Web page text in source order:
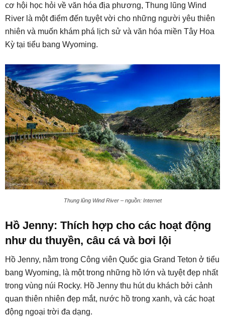
cơ hội học hỏi về văn hóa địa phương, Thung lũng Wind
River là một điểm đến tuyệt vời cho những người yêu thiên
nhiên và muốn khám phá lịch sử và văn hóa miền Tây Hoa
Kỳ tại tiểu bang Wyoming.
Thung lũng Wind River – nguồn: Internet
Hồ Jenny: Thích hợp cho các hoạt động
như du thuyền, câu cá và bơi lội
Hồ Jenny, nằm trong Công viên Quốc gia Grand Teton ở tiểu
bang Wyoming, là một trong những hồ lớn và tuyệt đẹp nhất
trong vùng núi Rocky. Hồ Jenny thu hút du khách bởi cảnh
quan thiên nhiên đẹp mắt, nước hồ trong xanh, và các hoạt
động ngoại trời đa dạng.